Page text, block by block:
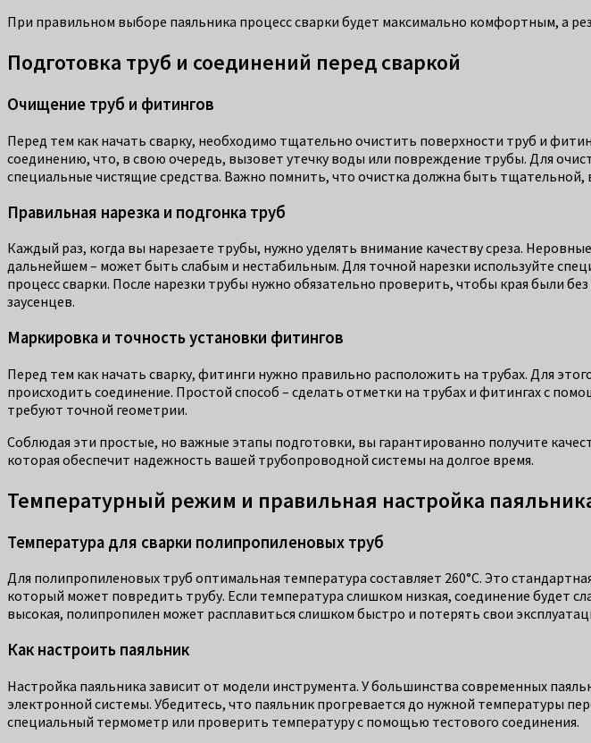
При правильном выборе паяльника процесс сварки будет максимально комфортным, а
Подготовка труб и соединений перед сваркой
Очищение труб и фитингов
Перед тем как начать сварку, необходимо тщательно очистить поверхности труб и
соединению, что, в свою очередь, вызовет утечку воды или повреждение трубы. Для
специальные чистящие средства. Важно помнить, что очистка должна быть
Правильная нарезка и подгонка труб
Каждый раз, когда вы нарезаете трубы, нужно уделять внимание качеству среза.
дальнейшем – может быть слабым и нестабильным. Для точной нарезки используйте
процесс сварки. После нарезки трубы нужно обязательно проверить, чтобы края были
заусенцев.
Маркировка и точность установки фитингов
Перед тем как начать сварку, фитинги нужно правильно расположить на трубах. Для
происходить соединение. Простой способ – сделать отметки на трубах и фитингах с
требуют точной геометрии.
Соблюдая эти простые, но важные этапы подготовки, вы гарантированно получите
которая обеспечит надежность вашей трубопроводной системы на долгое время.
Температурный режим и правильная настройка
Температура для сварки полипропиленовых труб
Для полипропиленовых труб оптимальная температура составляет 260°C. Это
который может повредить трубу. Если температура слишком низкая, соединение будет
высокая, полипропилен может расплавиться слишком быстро и потерять свои
Как настроить паяльник
Настройка паяльника зависит от модели инструмента. У большинства современных
электронной системы. Убедитесь, что паяльник прогревается до нужной температуры
специальный термометр или проверить температуру с помощью тестового соединения.